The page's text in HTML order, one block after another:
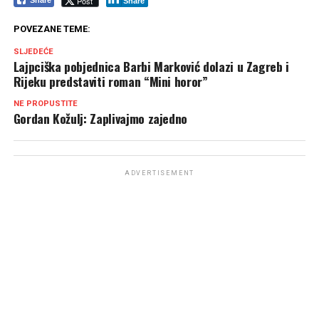
POVEZANE TEME:
SLJEDEĆE
Lajpciška pobjednica Barbi Marković dolazi u Zagreb i
Rijeku predstaviti roman “Mini horor”
NE PROPUSTITE
Gordan Kožulj: Zaplivajmo zajedno
ADVERTISEMENT